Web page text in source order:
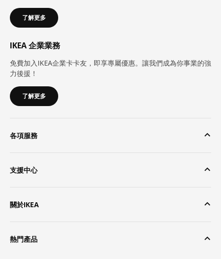
了解更多
IKEA 企業業務
免費加入IKEA企業卡卡友，即享專屬優惠。讓我們成為你事業的強
力後援！
了解更多
各項服務
支援中心
關於IKEA
熱門產品